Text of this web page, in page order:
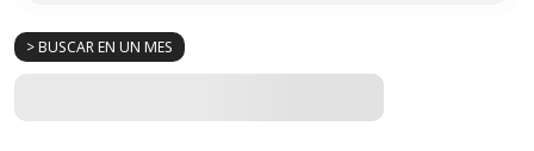
> BUSCAR EN UN MES